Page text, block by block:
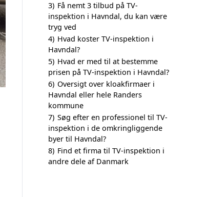
3) Få nemt 3 tilbud på TV-
inspektion i Havndal, du kan være
tryg ved
4) Hvad koster TV-inspektion i
Havndal?
5) Hvad er med til at bestemme
prisen på TV-inspektion i Havndal?
6) Oversigt over kloakfirmaer i
Havndal eller hele Randers
kommune
7) Søg efter en professionel til TV-
inspektion i de omkringliggende
byer til Havndal?
8) Find et firma til TV-inspektion i
andre dele af Danmark